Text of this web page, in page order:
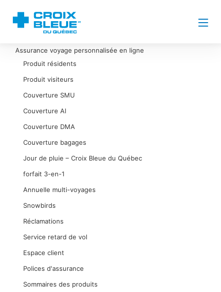
Assurance voyage personnalisée en ligne
Produit résidents
Produit visiteurs
Couverture SMU
Couverture AI
Couverture DMA
Couverture bagages
Jour de pluie – Croix Bleue du Québec
forfait 3-en-1
Annuelle multi-voyages
Snowbirds
Réclamations
Service retard de vol
Espace client
Polices d'assurance
Sommaires des produits